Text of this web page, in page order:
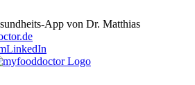
App von Dr. Matthias
LinkedIn